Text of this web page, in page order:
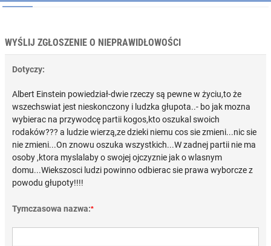
WYŚLIJ ZGŁOSZENIE O NIEPRAWIDŁOWOŚCI
Dotyczy:
Albert Einstein powiedział-dwie rzeczy są pewne w życiu,to że
wszechswiat jest nieskonczony i ludzka głupota..- bo jak mozna
wybierac na przywodcę partii kogos,kto oszukal swoich
rodaków??? a ludzie wierzą,ze dzieki niemu cos sie zmieni...nic sie
nie zmieni...On znowu oszuka wszystkich...W zadnej partii nie ma
osoby ,ktora myslalaby o swojej ojczyznie jak o wlasnym
domu...Wiekszosci ludzi powinno odbierac sie prawa wyborcze z
powodu głupoty!!!!
Tymczasowa nazwa:*